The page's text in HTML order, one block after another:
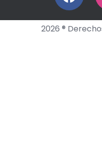
2026 ®